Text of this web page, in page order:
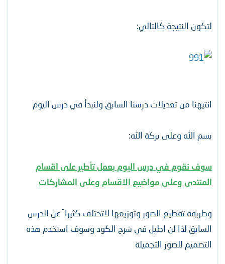
لتكون النتيجة كالتالي:
انتيهنا من تعديلات درسنا السابق ولنبدأ في درس اليوم
بسم الله وعلى بركة الله:
سوف نقوم في درس اليوم بعمل تأطير على اقسام
المنتدى وعلى مواضيع الاقسام وعلى المشاركات
وطريقة تقطيع الصور وتوزيعها لاتختلف كثيرا ً عن الدرس
السابق لذا لن اطيل في شرح الكود وسوف استخدم هذه
التصميم للصور التجميلة